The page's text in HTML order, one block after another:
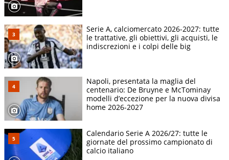
Serie A, calciomercato 2026-2027: tutte
le trattative, gli obiettivi, gli acquisti, le
indiscrezioni e i colpi delle big
Napoli, presentata la maglia del
centenario: De Bruyne e McTominay
modelli d’eccezione per la nuova divisa
home 2026-2027
Calendario Serie A 2026/27: tutte le
giornate del prossimo campionato di
calcio italiano